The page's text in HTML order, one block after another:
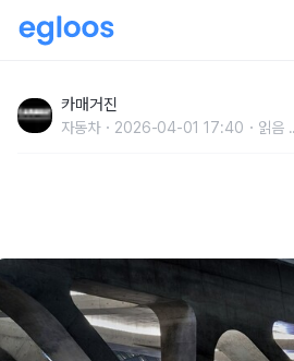
그쳐 카매거진
자동차 2026-04-01 17:40 읽음